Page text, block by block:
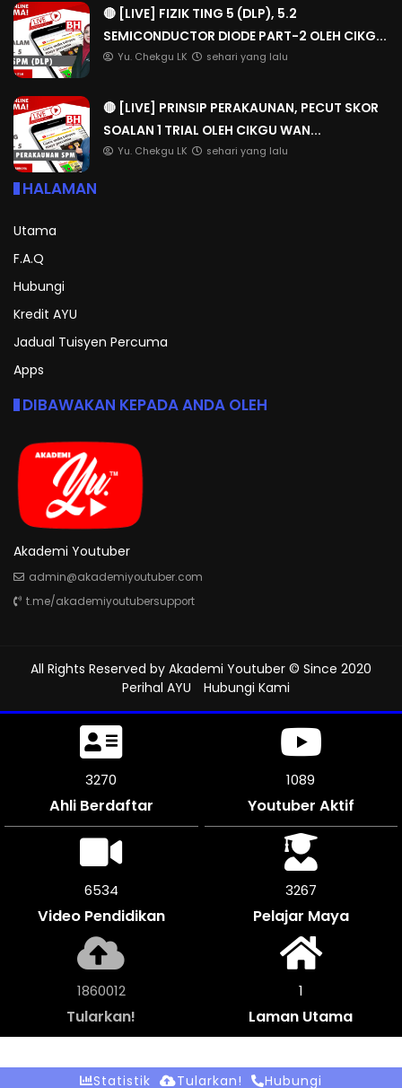
🔴 [LIVE] FIZIK TING 5 (DLP), 5.2
SEMICONDUCTOR DIODE PART-2 OLEH CIKG...
Yu. Chekgu LK sehari yang lalu
🔴 [LIVE] PRINSIP PERAKAUNAN, PECUT SKOR
SOALAN 1 TRIAL OLEH CIKGU WAN...
Yu. Chekgu LK sehari yang lalu
HALAMAN
Utama
F.A.Q
Hubungi
Kredit AYU
Jadual Tuisyen Percuma
Apps
DIBAWAKAN KEPADA ANDA OLEH
Akademi Youtuber
admin@akademiyoutuber.com
t.me/akademiyoutubersupport
All Rights Reserved by Akademi Youtuber © Since 2020
Perihal AYU
Hubungi Kami
3603
Ahli Berdaftar
1200
Youtuber Aktif
7200
Video Pendidikan
3600
Pelajar Maya
2049600
Tularkan!
1
Laman Utama
Statistik Tularkan! Hubungi